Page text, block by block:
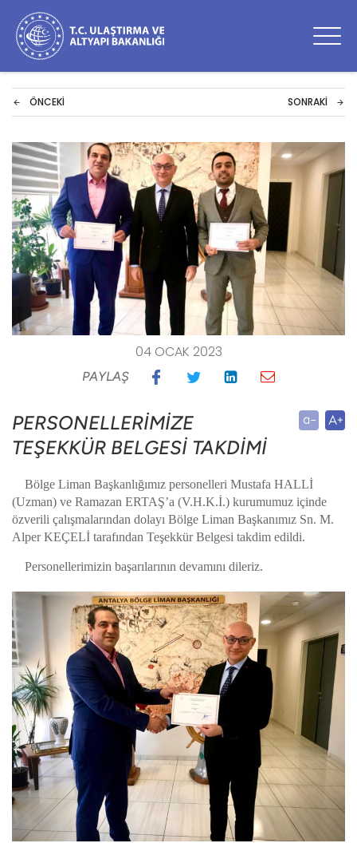
ÖNCEKI SONRAKI
04 OCAK 2023
PAYLAŞ
PERSONELLERİMİZE
TEŞEKKÜR BELGESİ TAKDİMİ
Bölge Liman Başkanlığımız personelleri Mustafa HALLİ
(Uzman) ve Ramazan ERTAŞ’a (V.H.K.İ.) kurumumuz içinde
özverili çalışmalarından dolayı Bölge Liman Başkanımız Sn. M.
Alper KEÇELİ tarafından Teşekkür Belgesi takdim edildi.
Personellerimizin başarılarının devamını dileriz.